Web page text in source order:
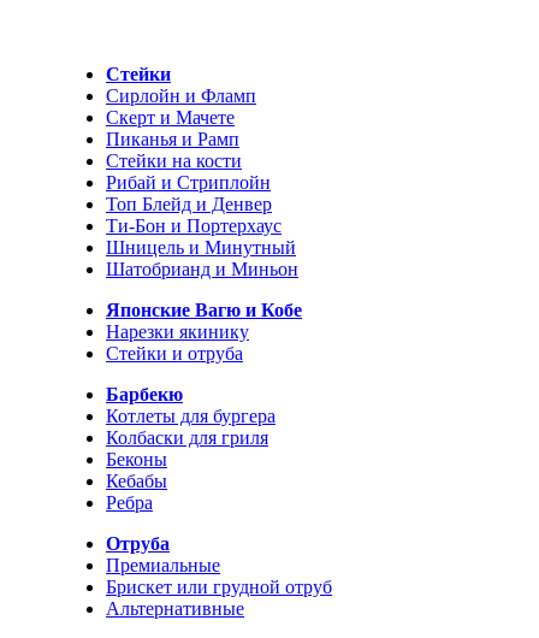
Стейки
Сирлойн и Фламп
Скерт и Мачете
Пиканья и Рамп
Стейки на кости
Рибай и Стриплойн
Топ Блейд и Денвер
Ти-Бон и Портерхаус
Шницель и Минутный
Шатобрианд и Миньон
Японские Вагю и Кобе
Нарезки якинику
Стейки и отруба
Барбекю
Котлеты для бургера
Колбаски для гриля
Беконы
Кебабы
Ребра
Отруба
Премиальные
Брискет или грудной отруб
Альтернативные